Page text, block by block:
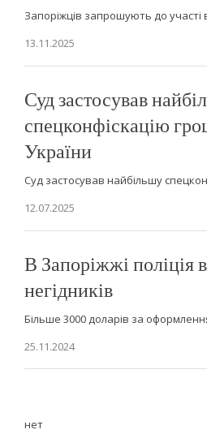
Запоріжців запрошують до участі
13.11.2025
Суд застосував
спецконфіскацію
України
Суд застосував найбільшу
12.07.2025
В Запоріжжі поліція
негідників
Більше 3000 доларів за
25.11.2024
нет